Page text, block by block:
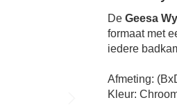
De Geesa
formaat met
iedere
Afmeting:
Kleur: